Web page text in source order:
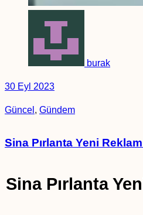
burak
30 Eyl 2023
Güncel , Gündem
Sina Pırlanta Yeni
Sina Pırlanta